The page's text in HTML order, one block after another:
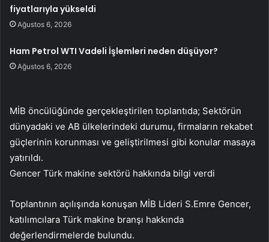
fiyatlarıyla yükseldi
Ağustos 6, 2026
Ham Petrol WTI Vadeli İşlemleri neden düşüyor?
Ağustos 6, 2026
MİB öncülüğünde gerçekleştirilen toplantıda; Sektörün
dünyadaki ve AB ülkelerindeki durumu, firmaların rekabet
güçlerinin korunması ve geliştirilmesi gibi konular masaya
yatırıldı.
Gencer Türk makine sektörü hakkında bilgi verdi
Toplantının açılışında konuşan MİB Lideri S.Emre Gencer,
katılımcılara Türk makine branşı hakkında
değerlendirmelerde bulundu.